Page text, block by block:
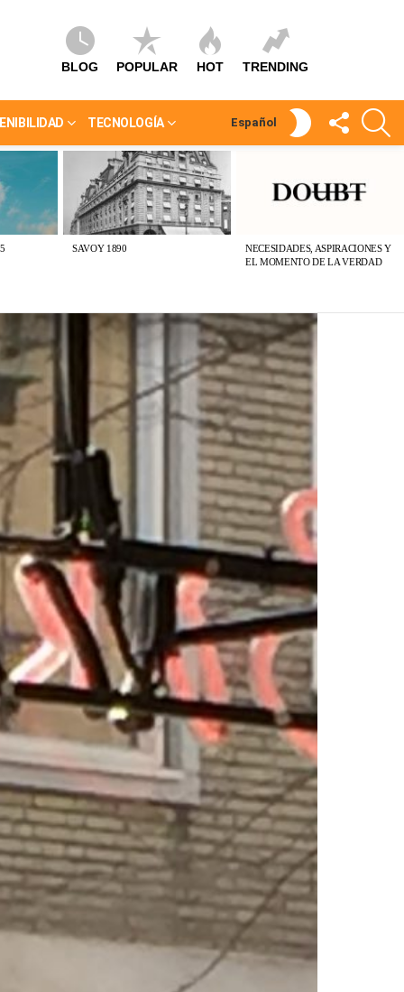
BLOG POPULAR HOT TRENDING
TECNOLOGÍA Español
SKIN
SÍGUEME
SAVOY 1890
NECESIDADES, ASPIRACIONES Y
EL MOMENTO DE LA VERDAD